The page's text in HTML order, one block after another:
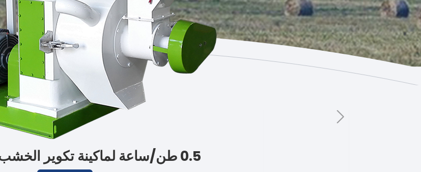
0.5 طن/ساعة لماكينة تكوير الخشب 0.5T/ساعة
التالي